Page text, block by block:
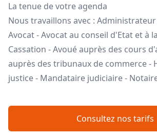
La tenue de votre agenda
Nous travaillons avec :
Avocat - Avocat au conseil d'Etat et à
Cassation - Avoué auprès des cours
auprès des tribunaux de commerce -
justice - Mandataire judiciaire -
Consultez nos tarifs